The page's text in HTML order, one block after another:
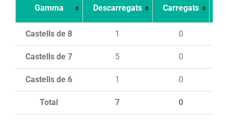
Gamma Descarregats Carregats
Total 7 0
Castells de 8 1 0
Castells de 7 5 0
Castells de 6 1 0